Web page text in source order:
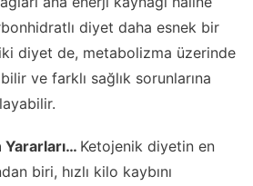
diyet daha esnek bir
diyet de, metabolizma üzerinde
ve farklı sağlık sorunlarına
Ketojenik diyetin en
biri, hızlı kilo kaybını